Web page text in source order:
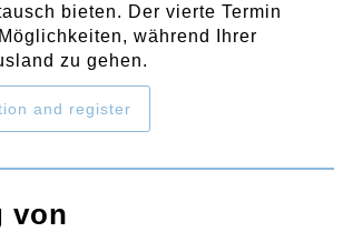
bieten. Der vierte Termin
während Ihrer
zu gehen.
and register
von